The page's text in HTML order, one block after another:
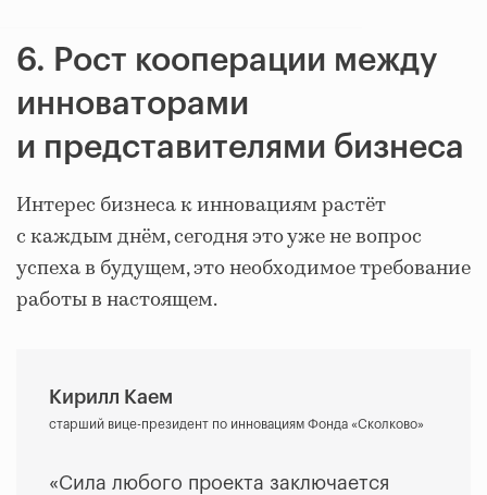
6. Рост кооперации между
инноваторами
и представителями бизнеса
Интерес бизнеса к инновациям растёт
с каждым днём, сегодня это уже не вопрос
успеха в будущем, это необходимое требование
работы в настоящем.
Кирилл Каем
старший вице-президент по инновациям Фонда «Сколково»
«Сила любого проекта заключается